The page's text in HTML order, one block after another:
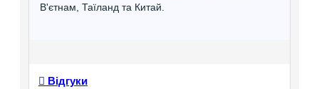
В'єтнам, Таїланд та Китай.
Відгуки